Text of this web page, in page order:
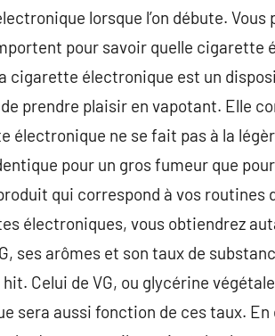
lorsque l’on débute.
pour savoir quelle cigarette
cigarette électronique est un
prendre plaisir en vapotant. Elle
électronique ne se fait pas à la
pour un gros fumeur que
qui correspond à vos routines
électroniques, vous obtiendrez
ses arômes et son taux de
hit. Celui de VG, ou glycérine
sera aussi fonction de ces taux.